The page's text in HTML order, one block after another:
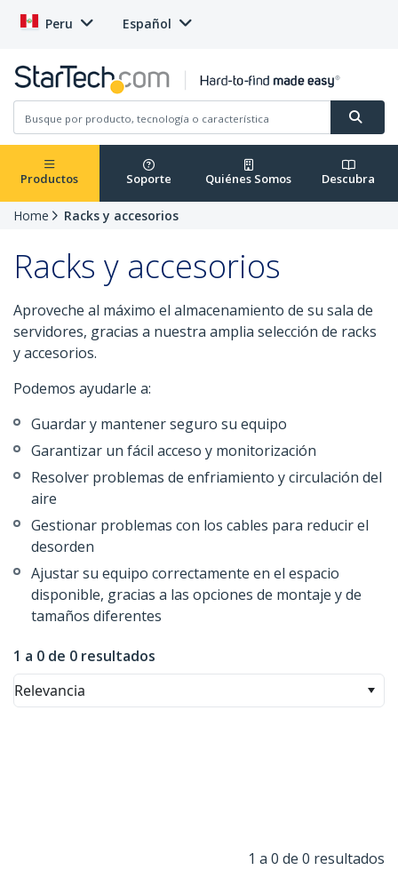
Peru Español
Productos Soporte Quiénes Somos Descubra
Home Racks y accesorios
Racks y accesorios
Aproveche al máximo el almacenamiento de su sala de
servidores, gracias a nuestra amplia selección de racks
y accesorios.
Podemos ayudarle a:
Guardar y mantener seguro su equipo
Garantizar un fácil acceso y monitorización
Resolver problemas de enfriamiento y circulación del
aire
Gestionar problemas con los cables para reducir el
desorden
Ajustar su equipo correctamente en el espacio
disponible, gracias a las opciones de montaje y de
tamaños diferentes
1 a 0 de 0 resultados
Relevancia
1 a 0 de 0 resultados